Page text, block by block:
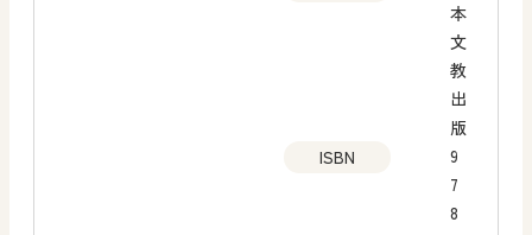
本
文
教
出
版
ISBN
9
7
8